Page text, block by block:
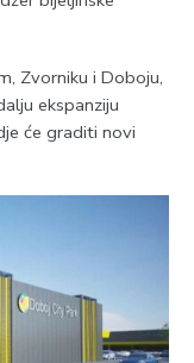
Zvorniku i Doboju,
ekspanziju
će graditi novi